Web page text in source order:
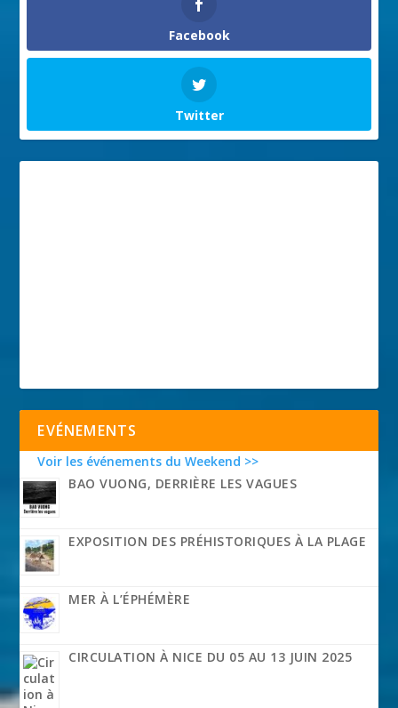
Facebook
Twitter
EVÉNEMENTS
Voir les événements du Weekend >>
BAO VUONG, DERRIÈRE LES VAGUES
EXPOSITION DES PRÉHISTORIQUES À LA PLAGE
MER À L’ÉPHÉMÈRE
CIRCULATION À NICE DU 05 AU 13 JUIN 2025